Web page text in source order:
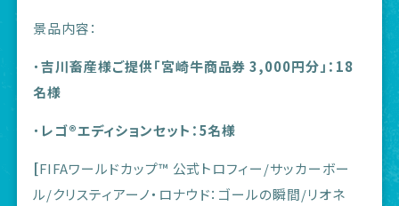
​​景品内容：
・吉川畜産様ご提供「宮崎牛商品券 3,000円分」：18
名様
・ レゴ®エディションセット：5名様
[FIFAワールドカップ™ 公式トロフィー/サッカーボー
ル/クリスティアーノ・ロナウド：ゴールの瞬間/リオネ